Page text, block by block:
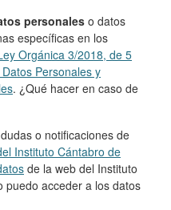
personales o datos
específicas en los
Orgánica 3/2018, de 5
Personales y
. ¿Qué hacer en caso de
o notificaciones de
Instituto Cántabro de
de la web del Instituto
puedo acceder a los datos